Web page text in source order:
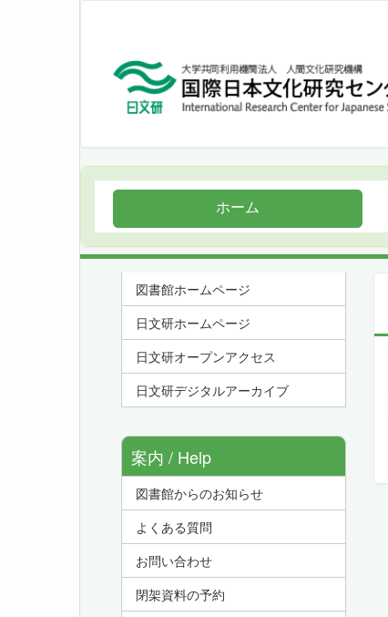
ホーム
図書館ホームページ
日文研ホームページ
日文研オープンアクセス
日文研デジタルアーカイブ
案内 / Help
図書館からのお知らせ
よくある質問
お問い合わせ
閉架資料の予約